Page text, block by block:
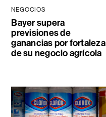
NEGOCIOS
Bayer supera
previsiones de
ganancias por fortaleza
de su negocio agrícola